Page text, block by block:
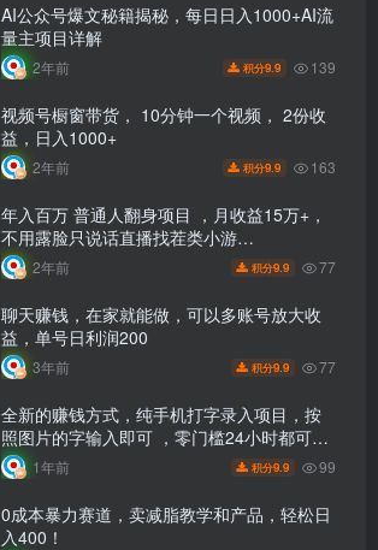
AI公众号爆文秘籍揭秘，每日日入1000+AI流
量主项目详解
2年前 积分9.9 139
视频号橱窗带货， 10分钟一个视频， 2份收
益，日入1000+
2年前 积分9.9 163
年入百万 普通人翻身项目 ，月收益15万+，
不用露脸只说话直播找茬类小游…
2年前 积分9.9 77
聊天赚钱，在家就能做，可以多账号放大收
益，单号日利润200
3年前 积分9.9 77
全新的赚钱方式，纯手机打字录入项目，按
照图片的字输入即可 ，零门槛24小时都可以
做，不需要预约 、不需要接单、不需要排队
、项目不限量，操作简单方便，收入方面也
是无上限
1年前 积分9.9 99
0成本暴力赛道，卖减脂教学和产品，轻松日
入400！